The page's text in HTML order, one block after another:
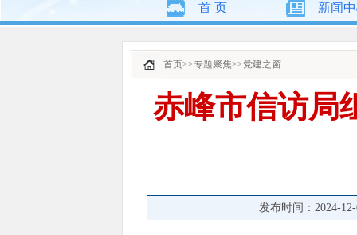
首 页 新闻
首页>>专题聚焦>>党建之窗
赤峰市信访局
发布时间：2024-